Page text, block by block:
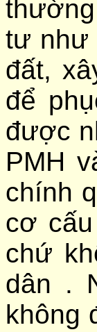
tư như
đất,
để
được
PMH
chính
cơ
chứ
dân .
không